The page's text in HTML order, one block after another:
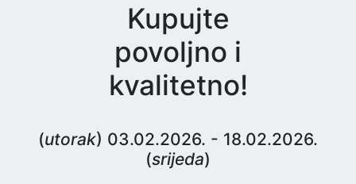
Kupujte
povoljno i
kvalitetno!
(utorak) 03.02.2026. - 18.02.2026.
(srijeda)